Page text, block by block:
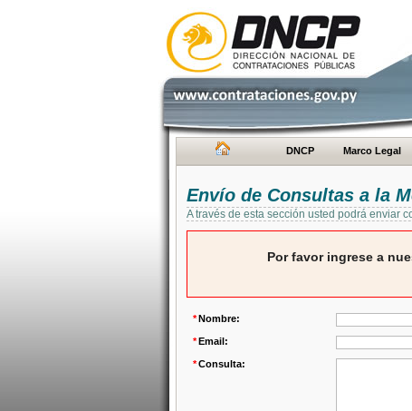
DNCP Marco Legal
Envío de Consultas a la
A través de esta sección usted podrá enviar
Por favor ingrese a
*Nombre:
*Email:
*Consulta: